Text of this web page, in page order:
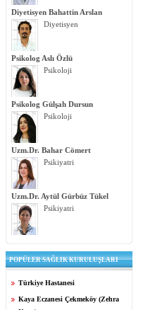
Diyetisyen Bahattin Arslan
Diyetisyen
Psikolog Aslı Özlü
Psikoloji
Psikolog Gülşah Dursun
Psikoloji
Uzm.Dr. Bahar Cömert
Psikiyatri
Uzm.Dr. Aytül Gürbüz Tükel
Psikiyatri
POPÜLER SAĞLIK KURULUŞLARI
Türkiye Hastanesi
Kaya Eczanesi Çekmeköy (Zehra